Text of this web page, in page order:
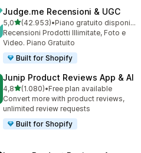
Judge.me Recensioni & UGC
5,0stelle su 5
(42.953)
42953 recensioni totali
•
Piano gratuito disponibile
Recensioni Prodotti Illimitate, Foto e
Video. Piano Gratuito
Built for Shopify
Junip Product Reviews App & AI
4,8stelle su 5
(1.080)
1080 recensioni totali
•Free plan available
Convert more with product reviews,
unlimited review requests
Built for Shopify